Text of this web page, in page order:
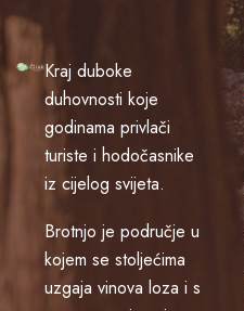
Kraj duboke
duhovnosti koje
godinama privlači
turiste i hodočasnike
iz cijelog svijeta.
Brotnjo je područje u
kojem se stoljećima
uzgaja vinova loza i s